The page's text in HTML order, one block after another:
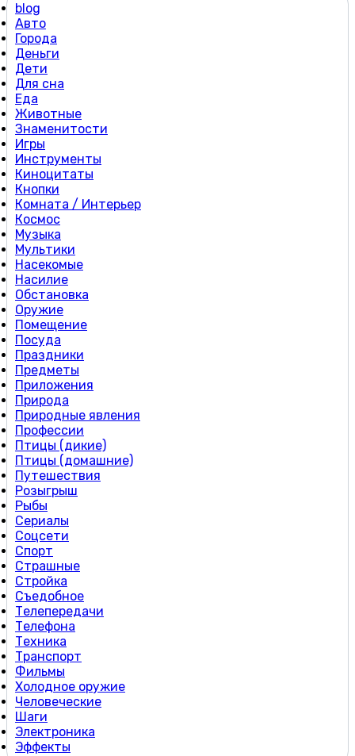
blog
Авто
Города
Деньги
Дети
Для сна
Еда
Животные
Знаменитости
Игры
Инструменты
Киноцитаты
Кнопки
Комната / Интерьер
Космос
Музыка
Мультики
Насекомые
Насилие
Обстановка
Оружие
Помещение
Посуда
Праздники
Предметы
Приложения
Природа
Природные явления
Профессии
Птицы (дикие)
Птицы (домашние)
Путешествия
Розыгрыш
Рыбы
Сериалы
Соцсети
Спорт
Страшные
Стройка
Съедобное
Телепередачи
Телефона
Техника
Транспорт
Фильмы
Холодное оружие
Человеческие
Шаги
Электроника
Эффекты